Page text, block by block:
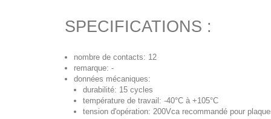
SPECIFICATIONS :
nombre de contacts: 12
remarque: -
données mécaniques:
durabilité: 15 cycles
température de travail: -40°C à +105°C
tension d'opération: 200Vca recommandé pour